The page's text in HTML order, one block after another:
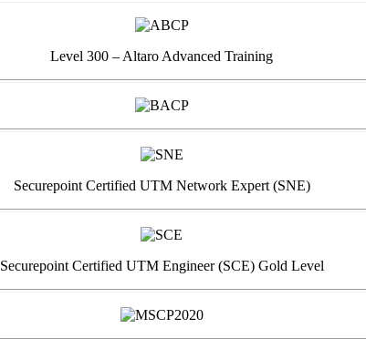
Level 300 – Altaro Advanced Training
Securepoint Certified UTM Network Expert (SNE)
Securepoint Certified UTM Engineer (SCE) Gold Level